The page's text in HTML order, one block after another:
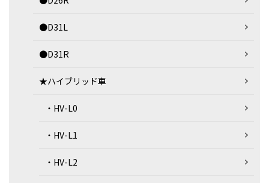
●D31L
●D31R
★ハイブリッド車
・HV-L0
・HV-L1
・HV-L2